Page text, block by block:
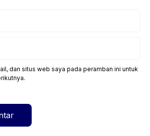
dan situs web saya pada peramban ini untuk